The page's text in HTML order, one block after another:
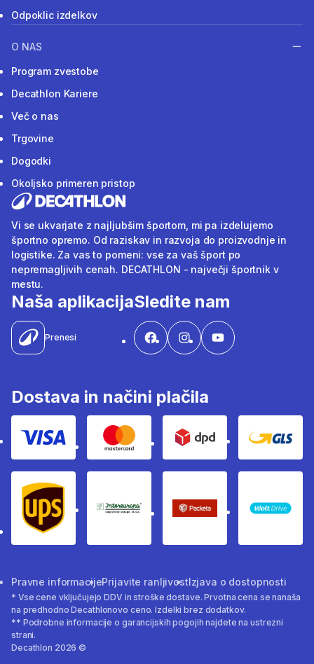
Odpoklic izdelkov
O NAS
Program zvestobe
Decathlon Kariere
Več o nas
Trgovine
Dogodki
Okoljsko primeren pristop
Vi se ukvarjate z najljubšim športom, mi pa izdelujemo
športno opremo. Od raziskav in razvoja do proizvodnje in
logistike. Za vas to pomeni: vse za vaš šport po
nepremagljivih cenah. DECATHLON - največji športnik v
mestu.
Naša aplikacija
Prenesi
Sledite nam
Dostava in načini plačila
Visa Mastercard Dpd Gls
Ups Intereuropa Packeta Sledenje
WOLT
Pravne informacijePrijavite ranljivostIzjava o dostopnosti
* Vse cene vključujejo DDV in stroške dostave. Prvotna cena se nanaša
na predhodno Decathlonovo ceno. Izdelki brez dodatkov.
** Podrobne informacije o garancijskih pogojih najdete na ustrezni
strani.
Decathlon 2026 ©